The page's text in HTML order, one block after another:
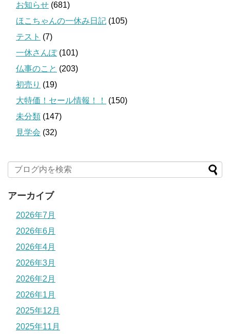
お知らせ (681)
ほこちゃんの一休み日記 (105)
テスト (7)
一休さんぽ(101)
仏事のこと (203)
初売り (19)
大特価！セール情報！！
(150)
未分類 (147)
見学会 (32)
アーカイブ
2026年7月
2026年6月
2026年4月
2026年3月
2026年2月
2026年1月
2025年12月
2025年11月